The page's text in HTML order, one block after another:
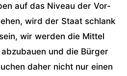
auf das Niveau der Vor-
wird der Staat schlank
wir werden die Mittel
und die Bürger
daher nicht nur einen